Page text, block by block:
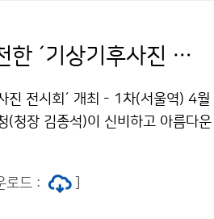
´사회적 거리두기´ 적극 실천한 ´기상기후사진 전시회´ 개최
진 전시회´ 개최 - 1차(서울역) 4
장 김종석)이 신비하고 아름다운
전을 최우선으로 두고 진행할 예
로드 :